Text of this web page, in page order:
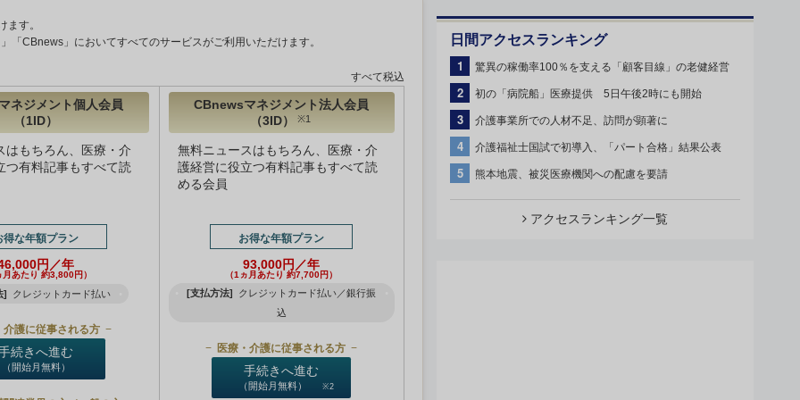
す。
CBnews」においてすべてのサービスがご利用いただけます。
すべて税込
ネジメント個人会員
（1ID）
はもちろん、医療・介
つ有料記事もすべて読
得な年額プラン
円／年
月あたり 約3,800円）
] クレジットカード払い
介護に従事される方
続きへ進む
（開始月無料）
CBnewsマネジメント法人会員
（3ID）
※1
無料ニュースはもちろん、医療・介
護経営に役立つ有料記事もすべて読
める会員
お得な年額プラン
93,000円／年
（1ヵ月あたり 約7,700円）
[支払方法]
クレジットカード払い／銀行振
込
医療・介護に従事される方
手続きへ進む
（開始月無料） ※2
日間アクセスランキング
1 驚異の稼働率100％を支える「顧客目線」の老健経営
2 初の「病院船」医療提供 5日午後2時にも開始
3 介護事業所での人材不足、訪問が顕著に
4 介護福祉士国試で初導入、「パート合格」結果公表
5 熊本地震、被災医療機関への配慮を要請
アクセスランキング一覧